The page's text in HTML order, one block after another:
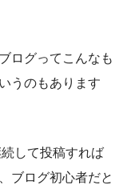
ログってこんなも
うのもあります
して投稿すれば
ブログ初心者だと